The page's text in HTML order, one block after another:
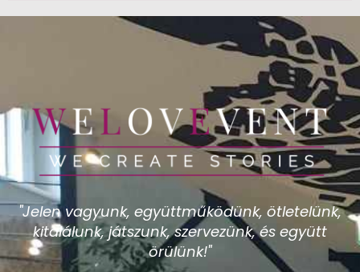
"Jelen vagyunk, együttműködünk, ötletelünk,
kitalálunk, játszunk, szervezünk, és együtt
örülünk!"